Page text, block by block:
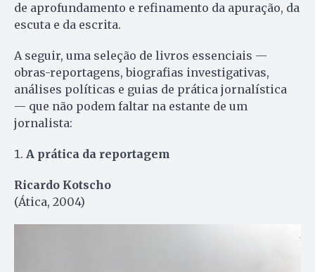
de aprofundamento e refinamento da apuração, da
escuta e da escrita.
A seguir, uma seleção de livros essenciais —
obras-reportagens, biografias investigativas,
análises políticas e guias de prática jornalística
— que não podem faltar na estante de um
jornalista:
A prática da reportagem
Ricardo Kotscho
(Ática, 2004)